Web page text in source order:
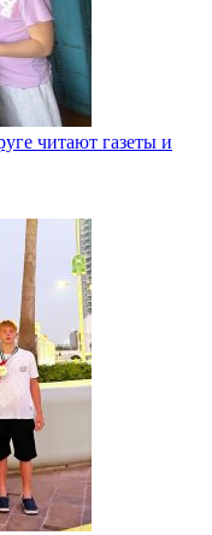
читают газеты и